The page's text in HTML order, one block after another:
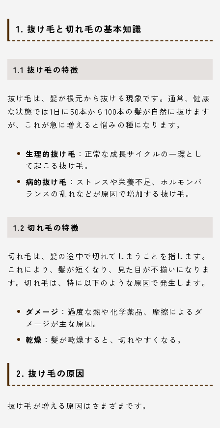
1. 抜け毛と切れ毛の基本知識
1.1 抜け毛の特徴
抜け毛は、髪が根元から抜ける現象です。通常、健康
な状態では1日に50本から100本の髪が自然に抜けます
が、これが急に増えると悩みの種になります。
生理的抜け毛 ：正常な成長サイクルの一環とし
て起こる抜け毛。
病的抜け毛 ：ストレスや栄養不足、ホルモンバ
ランスの乱れなどが原因で増加する抜け毛。
1.2 切れ毛の特徴
切れ毛は、髪の途中で切れてしまうことを指します。
これにより、髪が短くなり、見た目が不揃いになりま
す。切れ毛は、特に以下のような原因で発生します。
ダメージ ：過度な熱や化学薬品、摩擦によるダ
メージが主な原因。
乾燥 ：髪が乾燥すると、切れやすくなる。
2. 抜け毛の原因
抜け毛が増える原因はさまざまです。